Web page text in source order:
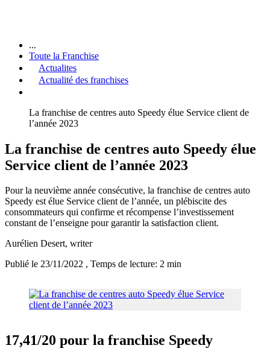
...
Toute la Franchise
Actualites
Actualité des franchises
La franchise de centres auto Speedy élue Service client de
l’année 2023
La franchise de centres auto Speedy élue
Service client de l’année 2023
Pour la neuvième année consécutive, la franchise de centres auto
Speedy est élue Service client de l’année, un plébiscite des
consommateurs qui confirme et récompense l’investissement
constant de l’enseigne pour garantir la satisfaction client.
Aurélien Desert, writer
Publié le 23/11/2022 , Temps de lecture: 2 min
17,41/20 pour la franchise Speedy